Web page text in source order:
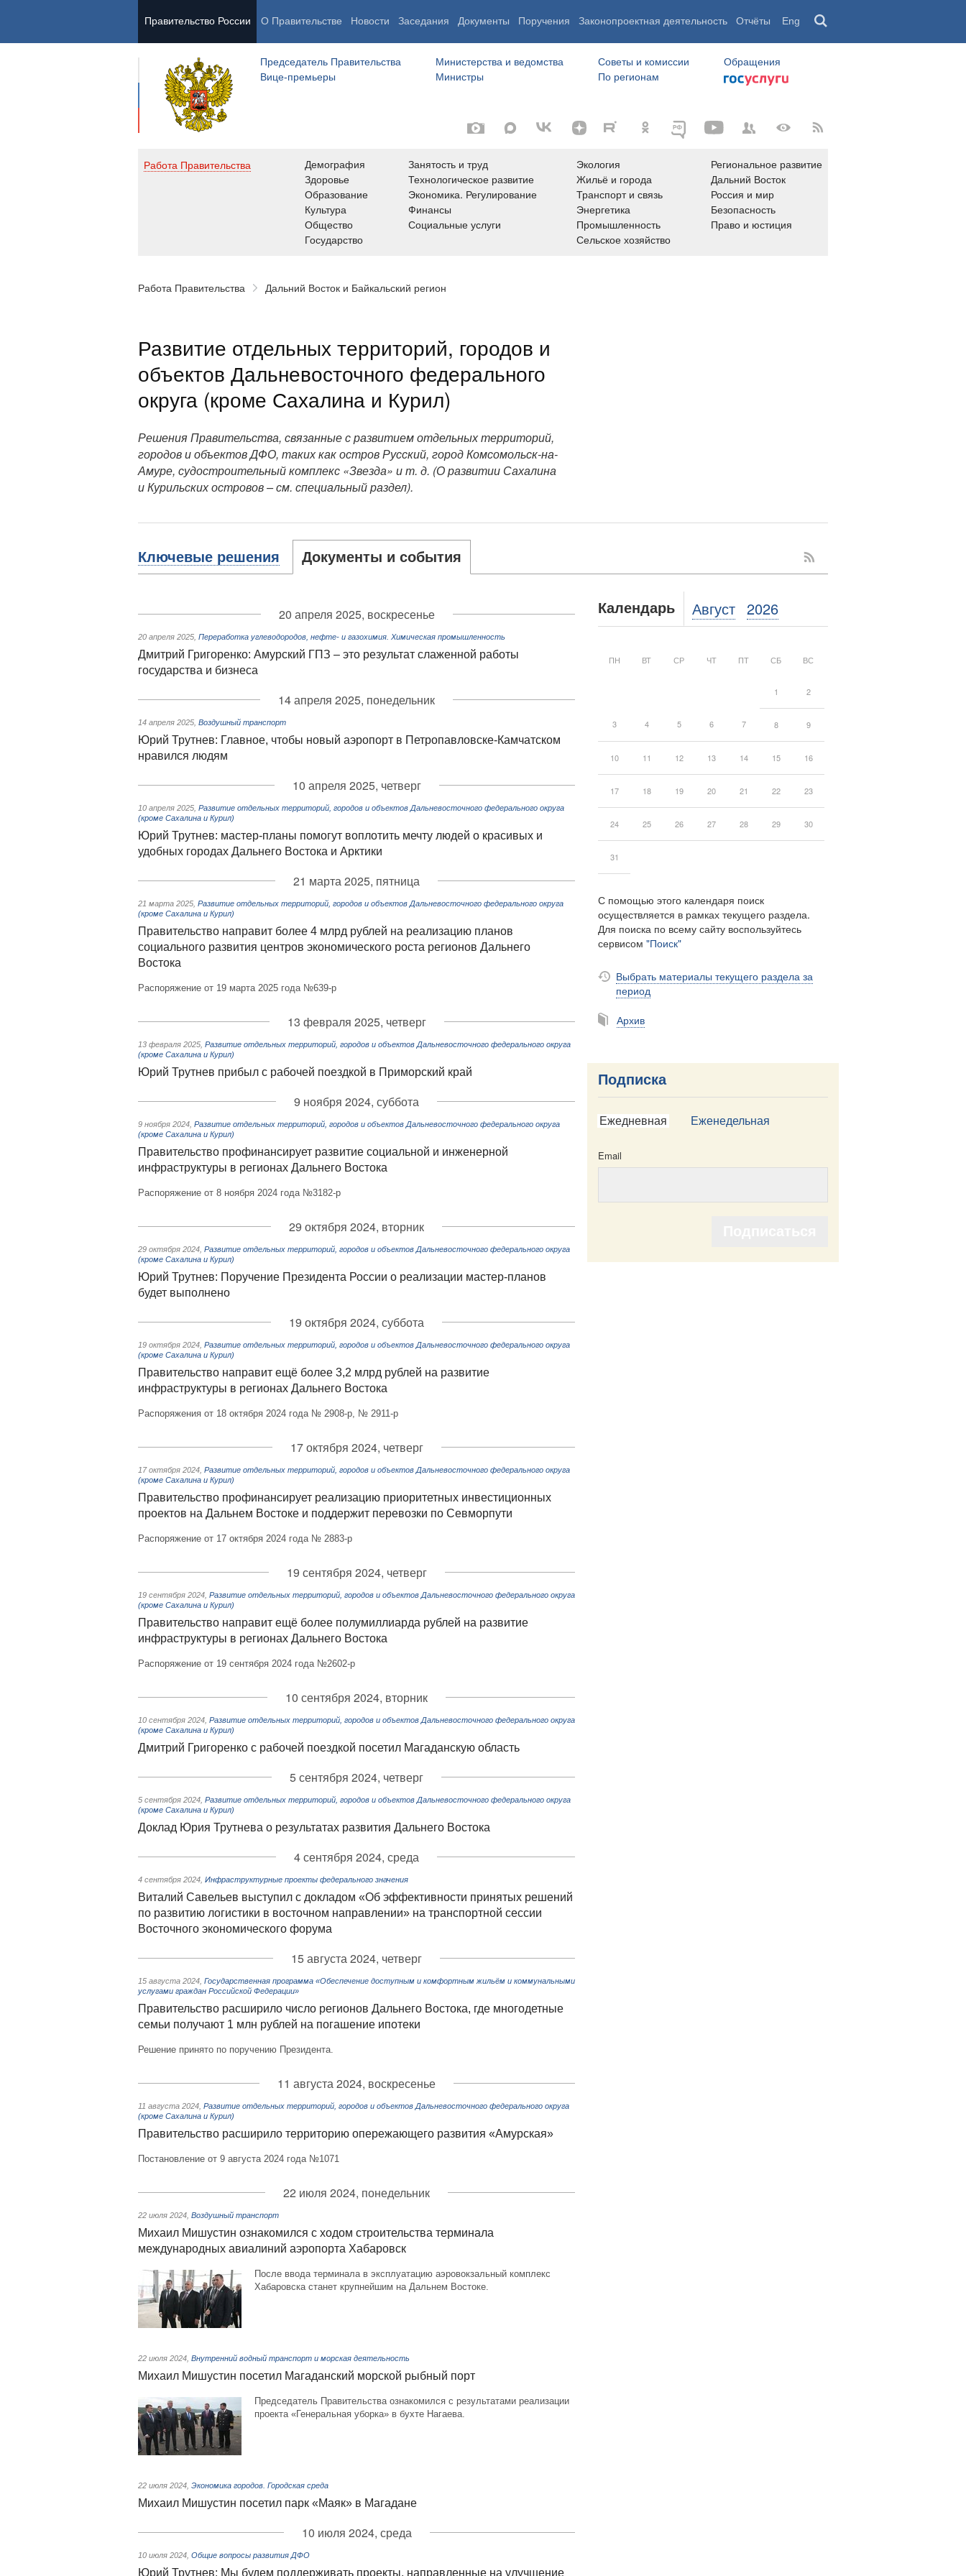
Правительство России О Правительстве Новости Заседания Документы Поручения Законопроектная деятельность Отчёты Eng
Председатель Правительства
Вице-премьеры
Министерства и ведомства
Министры
Советы и комиссии
По регионам
Обращения
Работа Правительства
Демография
Здоровье
Образование
Культура
Общество
Государство
Занятость и труд
Технологическое развитие
Экономика. Регулирование
Финансы
Социальные услуги
Экология
Жильё и города
Транспорт и связь
Энергетика
Промышленность
Сельское хозяйство
Региональное развитие
Дальний Восток
Россия и мир
Безопасность
Право и юстиция
Работа Правительства Дальний Восток и Байкальский регион
Развитие отдельных территорий, городов и
объектов Дальневосточного федерального
округа (кроме Сахалина и Курил)
Решения Правительства, связанные с развитием отдельных территорий,
городов и объектов ДФО, таких как остров Русский, город Комсомольск-на-
Амуре, судостроительный комплекс «Звезда» и т. д. (О развитии Сахалина
и Курильских островов – см. специальный раздел).
Ключевые решения Документы и события
20 апреля 2025, воскресенье
20 апреля 2025 Переработка углеводородов, нефте- и газохимия. Химическая промышленность
Дмитрий Григоренко: Амурский ГПЗ – это результат слаженной работы
государства и бизнеса
14 апреля 2025, понедельник
14 апреля 2025 Воздушный транспорт
Юрий Трутнев: Главное, чтобы новый аэропорт в Петропавловске-Камчатском
нравился людям
10 апреля 2025, четверг
10 апреля 2025 Развитие отдельных территорий, городов и объектов Дальневосточного федерального округа
(кроме Сахалина и Курил)
Юрий Трутнев: мастер-планы помогут воплотить мечту людей о красивых и
удобных городах Дальнего Востока и Арктики
21 марта 2025, пятница
21 марта 2025 Развитие отдельных территорий, городов и объектов Дальневосточного федерального округа
(кроме Сахалина и Курил)
Правительство направит более 4 млрд рублей на реализацию планов
социального развития центров экономического роста регионов Дальнего
Востока
Распоряжение от 19 марта 2025 года №639-р
13 февраля 2025, четверг
13 февраля 2025 Развитие отдельных территорий, городов и объектов Дальневосточного федерального округа
(кроме Сахалина и Курил)
Юрий Трутнев прибыл с рабочей поездкой в Приморский край
9 ноября 2024, суббота
9 ноября 2024 Развитие отдельных территорий, городов и объектов Дальневосточного федерального округа
(кроме Сахалина и Курил)
Правительство профинансирует развитие социальной и инженерной
инфраструктуры в регионах Дальнего Востока
Распоряжение от 8 ноября 2024 года №3182-р
29 октября 2024, вторник
29 октября 2024 Развитие отдельных территорий, городов и объектов Дальневосточного федерального округа
(кроме Сахалина и Курил)
Юрий Трутнев: Поручение Президента России о реализации мастер-планов
будет выполнено
19 октября 2024, суббота
19 октября 2024 Развитие отдельных территорий, городов и объектов Дальневосточного федерального округа
(кроме Сахалина и Курил)
Правительство направит ещё более 3,2 млрд рублей на развитие
инфраструктуры в регионах Дальнего Востока
Распоряжения от 18 октября 2024 года № 2908-р, № 2911-р
17 октября 2024, четверг
17 октября 2024 Развитие отдельных территорий, городов и объектов Дальневосточного федерального округа
(кроме Сахалина и Курил)
Правительство профинансирует реализацию приоритетных инвестиционных
проектов на Дальнем Востоке и поддержит перевозки по Севморпути
Распоряжение от 17 октября 2024 года № 2883-р
19 сентября 2024, четверг
19 сентября 2024 Развитие отдельных территорий, городов и объектов Дальневосточного федерального округа
(кроме Сахалина и Курил)
Правительство направит ещё более полумиллиарда рублей на развитие
инфраструктуры в регионах Дальнего Востока
Распоряжение от 19 сентября 2024 года №2602-р
10 сентября 2024, вторник
10 сентября 2024 Развитие отдельных территорий, городов и объектов Дальневосточного федерального округа
(кроме Сахалина и Курил)
Дмитрий Григоренко с рабочей поездкой посетил Магаданскую область
5 сентября 2024, четверг
5 сентября 2024 Развитие отдельных территорий, городов и объектов Дальневосточного федерального округа
(кроме Сахалина и Курил)
Доклад Юрия Трутнева о результатах развития Дальнего Востока
4 сентября 2024, среда
4 сентября 2024 Инфраструктурные проекты федерального значения
Виталий Савельев выступил с докладом «Об эффективности принятых решений
по развитию логистики в восточном направлении» на транспортной сессии
Восточного экономического форума
15 августа 2024, четверг
15 августа 2024 Государственная программа «Обеспечение доступным и комфортным жильём и коммунальными
услугами граждан Российской Федерации»
Правительство расширило число регионов Дальнего Востока, где многодетные
семьи получают 1 млн рублей на погашение ипотеки
Решение принято по поручению Президента.
11 августа 2024, воскресенье
11 августа 2024 Развитие отдельных территорий, городов и объектов Дальневосточного федерального округа
(кроме Сахалина и Курил)
Правительство расширило территорию опережающего развития «Амурская»
Постановление от 9 августа 2024 года №1071
22 июля 2024, понедельник
22 июля 2024 Воздушный транспорт
Михаил Мишустин ознакомился с ходом строительства терминала
международных авиалиний аэропорта Хабаровск
После ввода терминала в эксплуатацию аэровокзальный комплекс
Хабаровска станет крупнейшим на Дальнем Востоке.
22 июля 2024 Внутренний водный транспорт и морская деятельность
Михаил Мишустин посетил Магаданский морской рыбный порт
Председатель Правительства ознакомился с результатами реализации
проекта «Генеральная уборка» в бухте Нагаева.
22 июля 2024 Экономика городов. Городская среда
Михаил Мишустин посетил парк «Маяк» в Магадане
10 июля 2024, среда
10 июля 2024 Общие вопросы развития ДФО
Юрий Трутнев: Мы будем поддерживать проекты, направленные на улучшение
Календарь Август 2026
ПН ВТ СР ЧТ ПТ СБ ВС
1 2
3 4 5 6 7 8 9
10 11 12 13 14 15 16
17 18 19 20 21 22 23
24 25 26 27 28 29 30
31
С помощью этого календаря поиск
осуществляется в рамках текущего раздела.
Для поиска по всему сайту воспользуйтесь
сервисом "Поиск"
Выбрать материалы текущего раздела за
период
Архив
Подписка
Ежедневная Еженедельная
Email